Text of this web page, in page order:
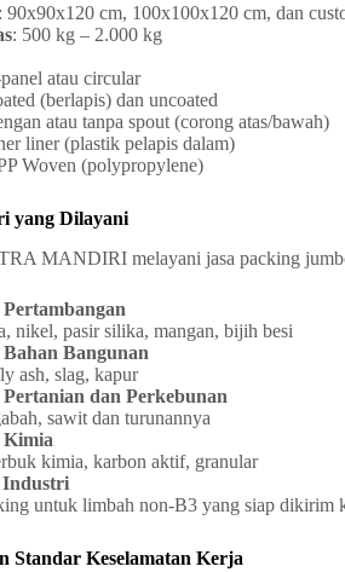
: 90x90x120 cm, 100x100x120 cm, dan
: 500 kg – 2.000 kg
atau circular
(berlapis) dan uncoated
atau tanpa spout (corong atas/bawah)
liner (plastik pelapis dalam)
Woven (polypropylene)
yang Dilayani
MANDIRI melayani jasa packing
nikel, pasir silika, mangan, bijih besi
Bangunan
ash, slag, kapur
dan Perkebunan
sawit dan turunannya
kimia, karbon aktif, granular
untuk limbah non-B3 yang siap dikirim
Standar Keselamatan Kerja